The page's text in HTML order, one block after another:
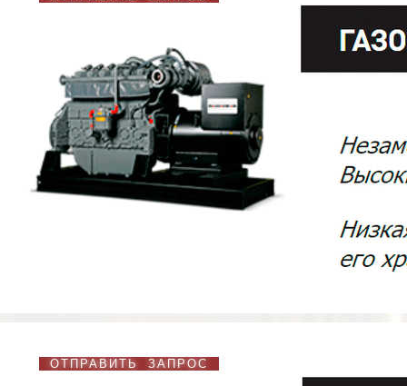
ОТПРАВИТЬ ЗАПРОС